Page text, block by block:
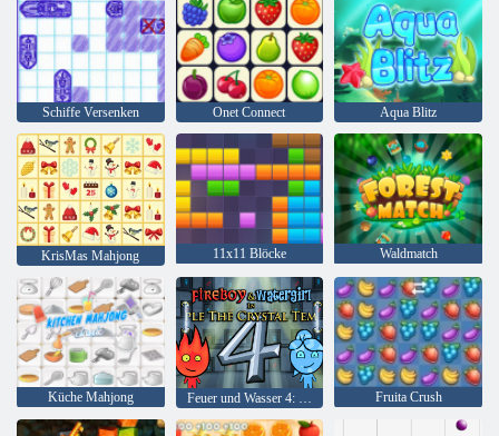
Schiffe Versenken Onet Connect Aqua Blitz
KrisMas Mahjong 11x11 Blöcke Waldmatch
Küche Mahjong Feuer und Wasser 4: Kristalltempel Fruita Crush